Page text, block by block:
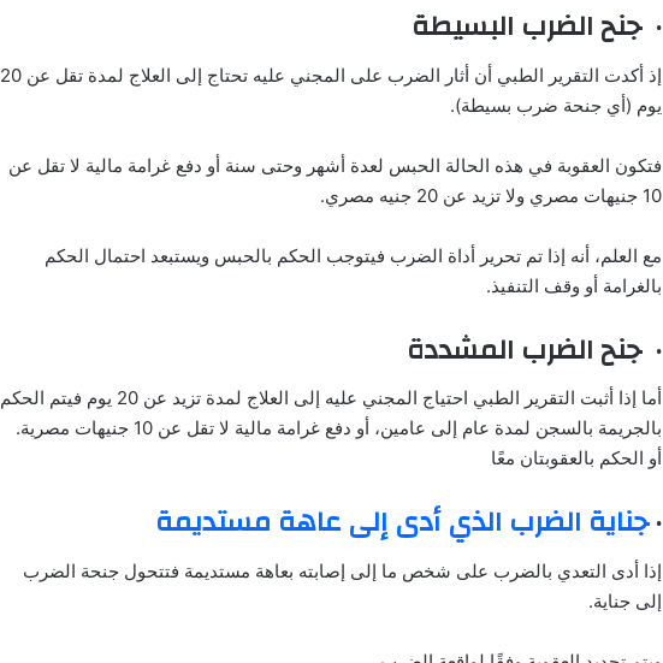
· جنح الضرب البسيطة
إذ أكدت التقرير الطبي أن أثار الضرب على المجني عليه تحتاج إلى العلاج لمدة تقل عن 20
يوم (أي جنحة ضرب بسيطة).
فتكون العقوبة في هذه الحالة الحبس لعدة أشهر وحتى سنة أو دفع غرامة مالية لا تقل عن
10 جنيهات مصري ولا تزيد عن 20 جنيه مصري.
مع العلم، أنه إذا تم تحرير أداة الضرب فيتوجب الحكم بالحبس ويستبعد احتمال الحكم
بالغرامة أو وقف التنفيذ.
· جنح الضرب المشددة
أما إذا أثبت التقرير الطبي احتياج المجني عليه إلى العلاج لمدة تزيد عن 20 يوم فيتم الحكم
بالجريمة بالسجن لمدة عام إلى عامين، أو دفع غرامة مالية لا تقل عن 10 جنيهات مصرية.
أو الحكم بالعقوبتان معًا
·جناية الضرب الذي أدى إلى عاهة مستديمة
إذا أدى التعدي بالضرب على شخص ما إلى إصابته بعاهة مستديمة فتتحول جنحة الضرب
إلى جناية.